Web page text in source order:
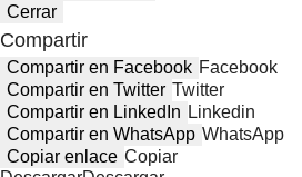
Cerrar
Compartir
Compartir en Facebook Facebook
Compartir en Twitter Twitter
Compartir en LinkedIn Linkedin
Compartir en WhatsApp WhatsApp
Copiar enlace Copiar